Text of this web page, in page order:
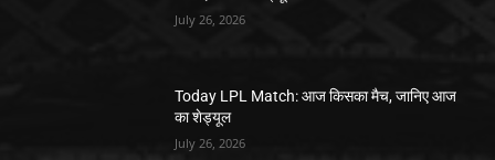
July 26, 2026
Today LPL Match: आज किसका मैच, जानिए आज
का शेड्यूल
July 26, 2026